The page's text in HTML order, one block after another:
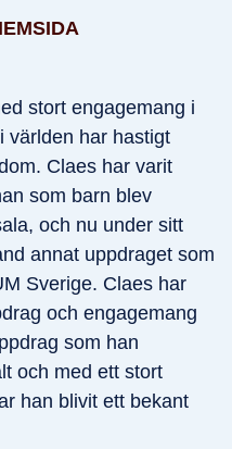
stort engagemang i
världen har hastigt
Claes har varit
som barn blev
och nu under sitt
annat uppdraget som
Sverige. Claes har
och engagemang
som han
och med ett stort
han blivit ett bekant